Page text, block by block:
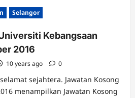
Selangor
Kebangsaan
2016
10 years ago 0
sejahtera. Jawatan Kosong
menampilkan Jawatan Kosong